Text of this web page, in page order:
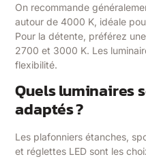
On recommande
autour de 4000 K, idéale
Pour la détente, préférez
2700 et 3000 K. Les
flexibilité.
Quels luminaires
adaptés ?
Les plafonniers étanches,
et réglettes LED sont les